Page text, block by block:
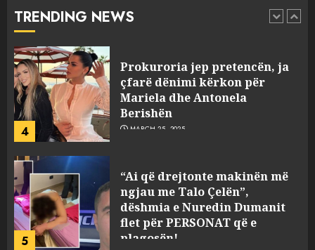
TRENDING NEWS
3 MARCH 25, 2025
4
Prokuroria jep pretencën, ja
çfarë dënimi kërkon për
Mariela dhe Antonela
Berishën
MARCH 25, 2025
5
“Ai që drejtonte makinën më
ngjau me Talo Çelën”,
dëshmia e Nuredin Dumanit
flet për PERSONAT që e
plagosën!